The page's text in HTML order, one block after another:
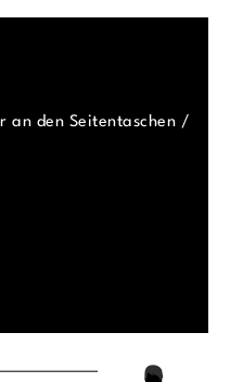
an den Seitentaschen /